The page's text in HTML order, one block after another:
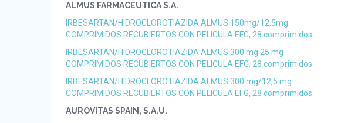
ALMUS FARMACEUTICA S.A.
IRBESARTAN/HIDROCLOROTIAZIDA ALMUS 150mg/12,5mg
COMPRIMIDOS RECUBIERTOS CON PELICULA EFG, 28 comprimidos
IRBESARTAN/HIDROCLOROTIAZIDA ALMUS 300 mg 25 mg
COMPRIMIDOS RECUBIERTOS CON PELICULA EFG, 28 comprimidos
IRBESARTAN/HIDROCLOROTIAZIDA ALMUS 300 mg/12,5 mg
COMPRIMIDOS RECUBIERTOS CON PELICULA EFG, 28 comprimidos
AUROVITAS SPAIN, S.A.U.